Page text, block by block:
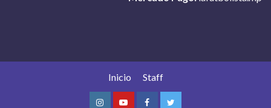
Inicio Staff